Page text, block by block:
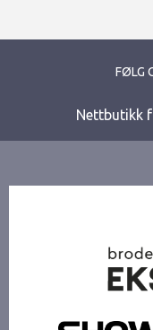
FØLG
Nettbutikk